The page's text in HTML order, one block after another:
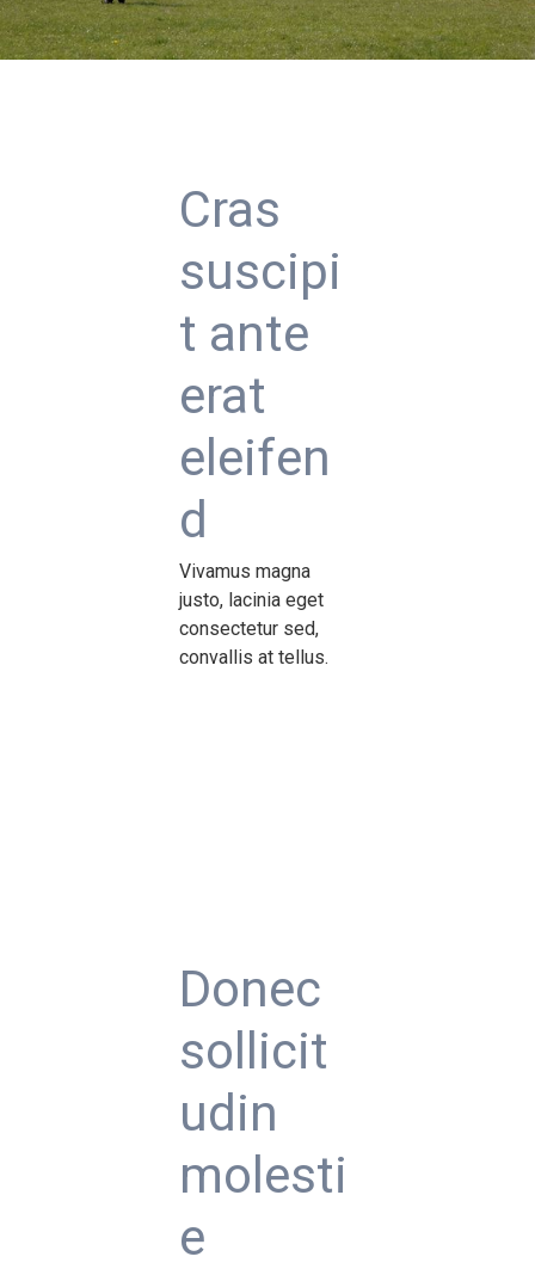
Dialog Center
Cras
suscipi
t ante
erat
eleifen
d
Vivamus magna
justo, lacinia eget
consectetur sed,
convallis at tellus.
Donec
sollicit
udin
molesti
e